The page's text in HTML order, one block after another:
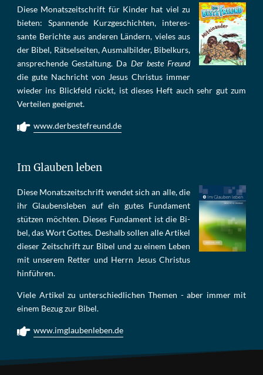
Die­se Mo­nats­zeit­schrift für Kin­der hat viel zu
bie­ten: Span­nen­de Kurz­ge­schich­ten, in­te­res­
san­te Be­rich­te aus an­de­ren Län­dern, vie­les aus
der Bi­bel, Rät­sel­sei­ten, Aus­mal­bil­der, Bi­bel­kurs,
an­sprech­ende Ge­stal­tung. Da Der beste Freund
die gu­te Nach­richt von Je­sus Chris­tus im­mer
wie­der ins Blick­feld rückt, ist die­ses Heft auch sehr gut zum
Ver­tei­len ge­eig­net.
www.derbestefreund.de
Im Glauben leben
Die­se Mo­nats­zeit­schrift wen­det sich an alle, die
ihr Glau­bens­le­ben auf ein gu­tes Fun­da­ment
stüt­zen möch­ten. Die­ses Fun­da­ment ist die Bi­
bel, das Wort Got­tes. Des­halb sol­len al­le Ar­ti­kel
die­ser Zeit­schrift zur Bi­bel und zu ei­nem Le­ben
mit un­se­rem Ret­ter und Herrn Je­sus Chris­tus
hin­füh­ren.
Viele Artikel zu unterschiedlichen Themen - aber immer mit
einem Bezug zur Bibel.
www.imglaubenleben.de